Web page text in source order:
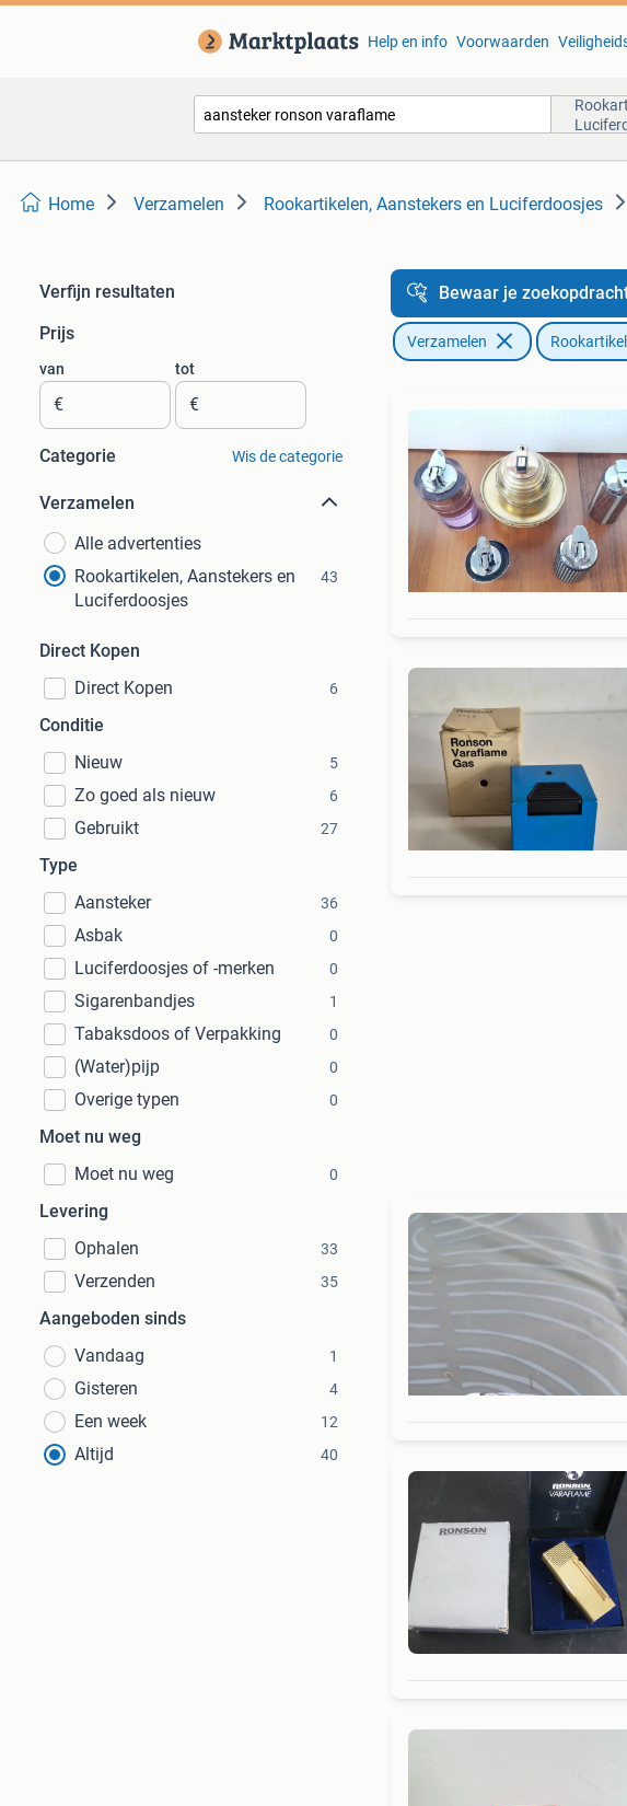
Help en info Voorwaarden
Home Verzamelen Rookartikelen, Aanstekers en Luciferdoosjes
Verfijn resultaten
Prijs
van
€
tot
€
Categorie Wis de categorie
Verzamelen
Alle advertenties
Rookartikelen, Aanstekers en
Luciferdoosjes
43
Direct Kopen
Direct Kopen
6
Conditie
Nieuw
5
Zo goed als nieuw 6
Gebruikt 27
Type
Aansteker
36
Asbak 0
Luciferdoosjes of -merken 0
Sigarenbandjes 1
Tabaksdoos of Verpakking 0
(Water)pijp 0
Overige typen 0
Moet nu weg
Moet nu weg
0
Levering
Ophalen
33
Verzenden 35
Aangeboden sinds
Vandaag
1
Gisteren 4
Een week 12
Altijd 40
Bewaar je
Verzamelen